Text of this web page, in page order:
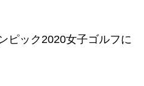
ピック2020女子ゴルフに